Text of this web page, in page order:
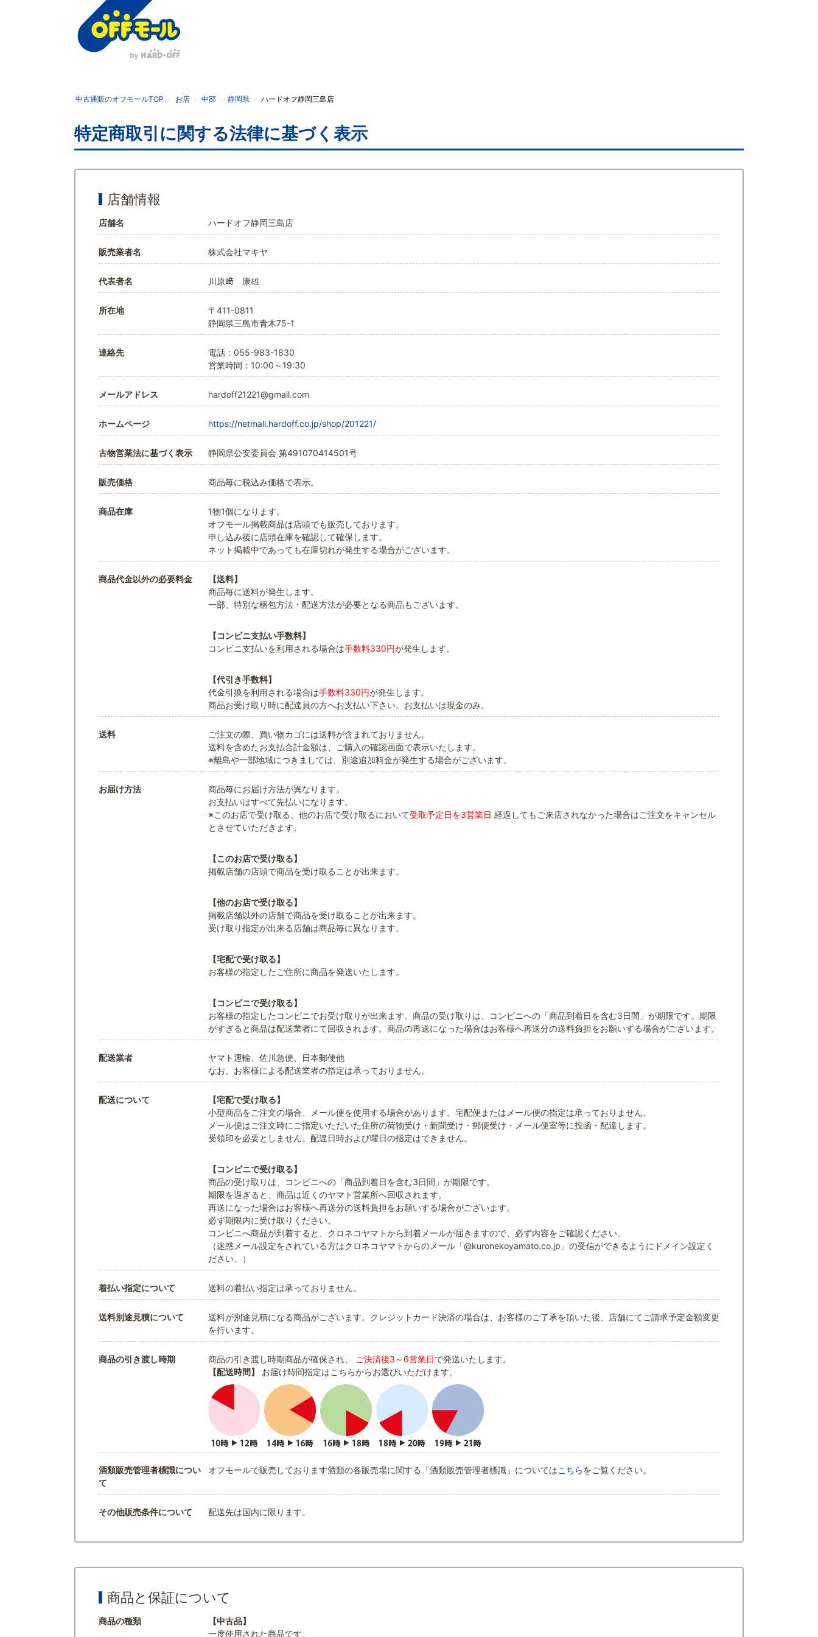
オ
フ
ー
ル
中古通販のオフモールTOP お店 中部 静岡県 ハードオフ静岡三島店
特定商取引に関する法律に基づく表示
店舗情報
店舗名 ハードオフ静岡三島店
販売業者名 株式会社マキヤ
代表者名 川原﨑 康雄
所在地
〒411-0811
静岡県三島市青木75-1
連絡先
電話：055-983-1830
営業時間：10:00～19:30
メールアドレス hardoff21221@gmail.com
ホームページ https://netmall.hardoff.co.jp/shop/201221/
古物営業法に基づく表示 静岡県公安委員会 第491070414501号
販売価格 商品毎に税込み価格で表示。
商品在庫
1物1個になります。
オフモール掲載商品は店頭でも販売しております。
申し込み後に店頭在庫を確認して確保します。
ネット掲載中であっても在庫切れが発生する場合がございます。
商品代金以外の必要料金
【送料】
商品毎に送料が発生します。
一部、特別な梱包方法・配送方法が必要となる商品もございます。
【コンビニ支払い手数料】
コンビニ支払いを利用される場合は手数料330円が発生します。
【代引き手数料】
代金引換を利用される場合は手数料330円が発生します。
商品お受け取り時に配達員の方へお支払い下さい。お支払いは現金のみ。
送料
ご注文の際、買い物カゴには送料が含まれておりません。
送料を含めたお支払合計金額は、ご購入の確認画面で表示いたします。
※離島や一部地域につきましては、別途追加料金が発生する場合がございます。
お届け方法
商品毎にお届け方法が異なります。
お支払いはすべて先払いになります。
※このお店で受け取る、他のお店で受け取るにおいて受取予定日を3営業日 経過してもご来店されなかった場合はご注文をキャンセル
とさせていただきます。
【このお店で受け取る】
掲載店舗の店頭で商品を受け取ることが出来ます。
【他のお店で受け取る】
掲載店舗以外の店舗で商品を受け取ることが出来ます。
受け取り指定が出来る店舗は商品毎に異なります。
【宅配で受け取る】
お客様の指定したご住所に商品を発送いたします。
【コンビニで受け取る】
お客様の指定したコンビニでお受け取りが出来ます。商品の受け取りは、コンビニへの「商品到着日を含む3日間」が期限です。期限
がすぎると商品は配送業者にて回収されます。商品の再送になった場合はお客様へ再送分の送料負担をお願いする場合がございます。
配送業者
ヤマト運輸、佐川急便、日本郵便他
なお、お客様による配送業者の指定は承っておりません。
配送について
【宅配で受け取る】
小型商品をご注文の場合、メール便を使用する場合があります。宅配便またはメール便の指定は承っておりません。
メール便はご注文時にご指定いただいた住所の荷物受け・新聞受け・郵便受け・メール便室等に投函・配達します。
受領印を必要としません。配達日時および曜日の指定はできません。
【コンビニで受け取る】
商品の受け取りは、コンビニへの「商品到着日を含む3日間」が期限です。
期限を過ぎると、商品は近くのヤマト営業所へ回収されます。
再送になった場合はお客様へ再送分の送料負担をお願いする場合がございます。
必ず期限内に受け取りください。
コンビニへ商品が到着すると、クロネコヤマトから到着メールが届きますので、必ず内容をご確認ください。
（迷惑メール設定をされている方はクロネコヤマトからのメール「@kuronekoyamato.co.jp」の受信ができるようにドメイン設定く
ださい。）
着払い指定について 送料の着払い指定は承っておりません。
送料別途見積について
送料が別途見積になる商品がございます。クレジットカード決済の場合は、お客様のご了承を頂いた後、店舗にてご請求予定金額変更
を行います。
商品の引き渡し時期 商品の引き渡し時期商品が確保され、 ご決済後3～6営業日で発送いたします。
【配送時間】
お届け時間指定はこちらからお選びいただけます。
酒類販売管理者標識につい
て
オフモールで販売しております酒類の各販売場に関する「酒類販売管理者標識」についてはこちらをご覧ください。
その他販売条件について 配送先は国内に限ります。
商品と保証について
商品の種類
【中古品】
一度使用された商品です。